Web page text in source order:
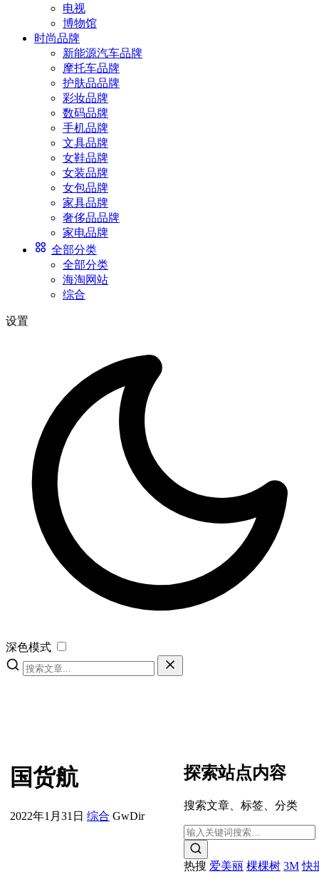
电视
博物馆
时尚品牌
新能源汽车品牌
摩托车品牌
护肤品品牌
彩妆品牌
数码品牌
手机品牌
文具品牌
女鞋品牌
女装品牌
女包品牌
家具品牌
奢侈品品牌
家电品牌
全部分类
全部分类
海淘网站
综合
设置
深色模式
国货航
2022年1月31日 综合 GwDir
探索站点内容
搜索文章、标签、分类
热搜 爱美丽 棵棵树 3M 快